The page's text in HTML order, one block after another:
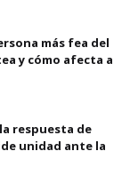
más fea del
y cómo afecta a
respuesta de
unidad ante la